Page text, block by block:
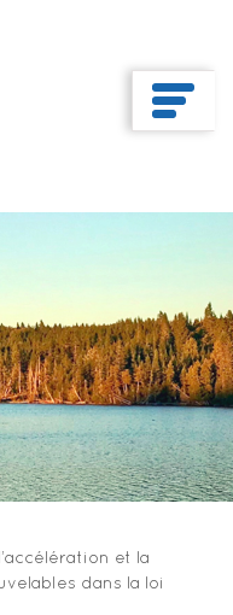
et la
dans la loi